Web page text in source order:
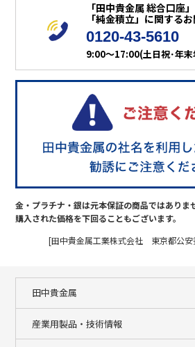
「田中貴金属 総合口座」
「純金積立」に関する
0120-43-5610
9:00～17:00(土日祝･年末
金・プラチナ・銀は元本保証の商品ではありま
購入された価格を下回ることもございます。
[田中貴金属工業株式会社 東京都公
田中貴金属
産業用製品・技術情報